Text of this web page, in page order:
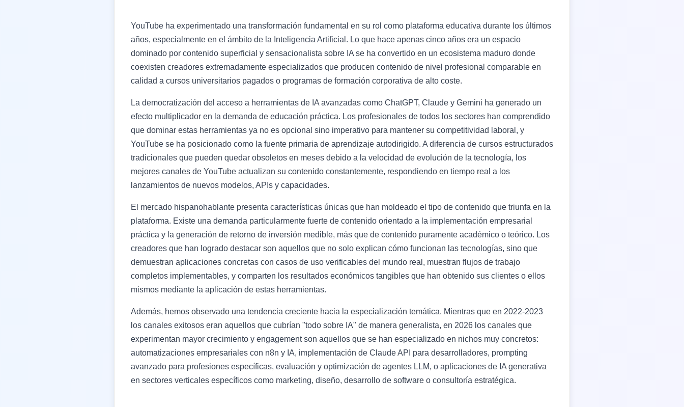
YouTube ha experimentado una transformación fundamental en su rol como plataforma educativa durante los últimos
años, especialmente en el ámbito de la Inteligencia Artificial. Lo que hace apenas cinco años era un espacio
dominado por contenido superficial y sensacionalista sobre IA se ha convertido en un ecosistema maduro donde
coexisten creadores extremadamente especializados que producen contenido de nivel profesional comparable en
calidad a cursos universitarios pagados o programas de formación corporativa de alto coste.
La democratización del acceso a herramientas de IA avanzadas como ChatGPT, Claude y Gemini ha generado un
efecto multiplicador en la demanda de educación práctica. Los profesionales de todos los sectores han comprendido
que dominar estas herramientas ya no es opcional sino imperativo para mantener su competitividad laboral, y
YouTube se ha posicionado como la fuente primaria de aprendizaje autodirigido. A diferencia de cursos estructurados
tradicionales que pueden quedar obsoletos en meses debido a la velocidad de evolución de la tecnología, los
mejores canales de YouTube actualizan su contenido constantemente, respondiendo en tiempo real a los
lanzamientos de nuevos modelos, APIs y capacidades.
El mercado hispanohablante presenta características únicas que han moldeado el tipo de contenido que triunfa en la
plataforma. Existe una demanda particularmente fuerte de contenido orientado a la implementación empresarial
práctica y la generación de retorno de inversión medible, más que de contenido puramente académico o teórico. Los
creadores que han logrado destacar son aquellos que no solo explican cómo funcionan las tecnologías, sino que
demuestran aplicaciones concretas con casos de uso verificables del mundo real, muestran flujos de trabajo
completos implementables, y comparten los resultados económicos tangibles que han obtenido sus clientes o ellos
mismos mediante la aplicación de estas herramientas.
Además, hemos observado una tendencia creciente hacia la especialización temática. Mientras que en 2022-2023
los canales exitosos eran aquellos que cubrían "todo sobre IA" de manera generalista, en 2026 los canales que
experimentan mayor crecimiento y engagement son aquellos que se han especializado en nichos muy concretos:
automatizaciones empresariales con n8n y IA, implementación de Claude API para desarrolladores, prompting
avanzado para profesiones específicas, evaluación y optimización de agentes LLM, o aplicaciones de IA generativa
en sectores verticales específicos como marketing, diseño, desarrollo de software o consultoría estratégica.